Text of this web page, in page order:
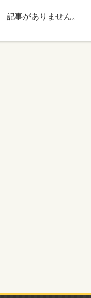
記事がありません。